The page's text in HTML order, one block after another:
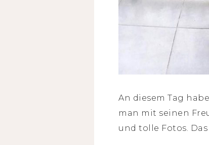
An diesem Tag
man mit seinen
und tolle Fotos.